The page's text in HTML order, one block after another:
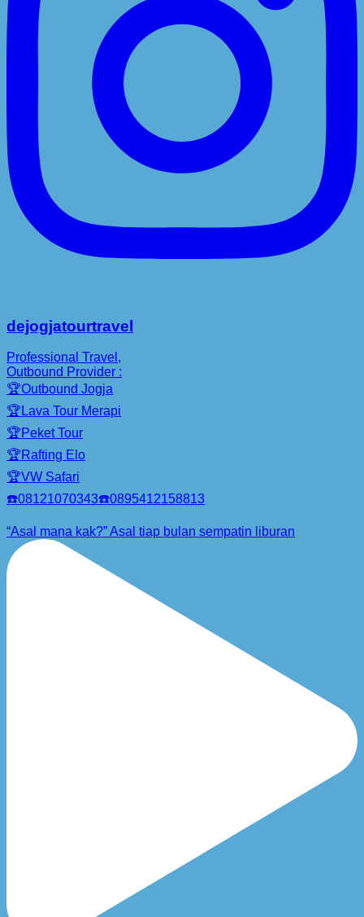
dejogjatourtravel
Professional Travel,
Outbound Provider :
🏆Outbound Jogja
🏆Lava Tour Merapi
🏆Peket Tour
🏆Rafting Elo
🏆VW Safari
☎️08121070343☎️0895412158813
“Asal mana kak?” Asal tiap bulan sempatin liburan